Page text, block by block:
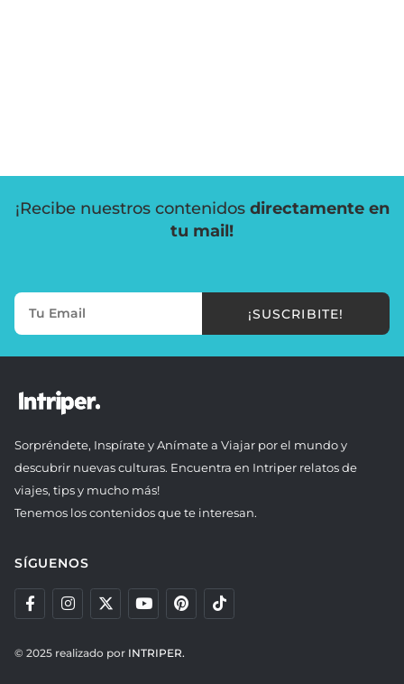
¡Recibe nuestros contenidos directamente en
tu mail!
¡SUSCRIBITE!
Sorpréndete, Inspírate y Anímate a Viajar por el mundo y
descubrir nuevas culturas. Encuentra en Intriper relatos de
viajes, tips y mucho más!
Tenemos los contenidos que te interesan.
SÍGUENOS
© 2025 realizado por INTRIPER.